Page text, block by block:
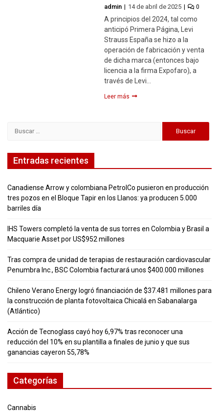
admin 14 de abril de 2025 0
A principios del 2024, tal como
anticipó Primera Página, Levi
Strauss España se hizo a la
operación de fabricación y venta
de dicha marca (entonces bajo
licencia a la firma Expofaro), a
través de Levi…
Leer más
Entradas recientes
Canadiense Arrow y colombiana PetrolCo pusieron en producción
tres pozos en el Bloque Tapir en los Llanos: ya producen 5.000
barriles día
IHS Towers completó la venta de sus torres en Colombia y Brasil a
Macquarie Asset por US$952 millones
Tras compra de unidad de terapias de restauración cardiovascular
Penumbra Inc., BSC Colombia facturará unos $400.000 millones
Chileno Verano Energy logró financiación de $37.481 millones para
la construcción de planta fotovoltaica Chicalá en Sabanalarga
(Atlántico)
Acción de Tecnoglass cayó hoy 6,97% tras reconocer una
reducción del 10% en su plantilla a finales de junio y que sus
ganancias cayeron 55,78%
Categorías
Cannabis